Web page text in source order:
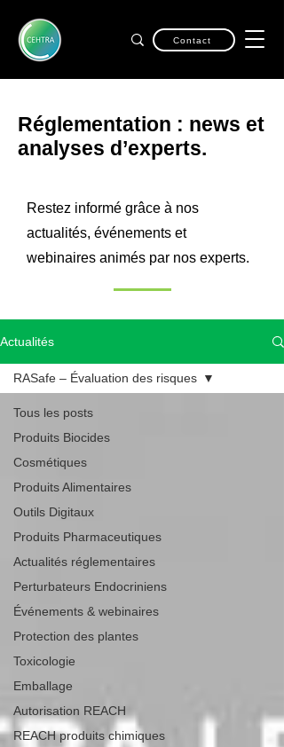
Contact
Réglementation : news et
analyses d’experts.
Restez informé grâce à nos
actualités, événements et
webinaires animés par nos experts.
Actualités
Tous les posts
Produits Biocides
Cosmétiques
Produits Alimentaires
Outils Digitaux
Produits Pharmaceutiques
Actualités réglementaires
Perturbateurs Endocriniens
Événements & webinaires
Protection des plantes
Toxicologie
Emballage
Autorisation REACH
REACH produits chimiques
RASafe – Évaluation des risques